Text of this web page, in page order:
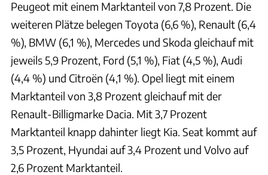
Peugeot mit einem Marktanteil von 7,8 Prozent. Die
weiteren Plätze belegen Toyota (6,6 %), Renault (6,4
%), BMW (6,1 %), Mercedes und Skoda gleichauf mit
jeweils 5,9 Prozent, Ford (5,1 %), Fiat (4,5 %), Audi
(4,4 %) und Citroën (4,1 %). Opel liegt mit einem
Marktanteil von 3,8 Prozent gleichauf mit der
Renault-Billigmarke Dacia. Mit 3,7 Prozent
Marktanteil knapp dahinter liegt Kia. Seat kommt auf
3,5 Prozent, Hyundai auf 3,4 Prozent und Volvo auf
2,6 Prozent Marktanteil.